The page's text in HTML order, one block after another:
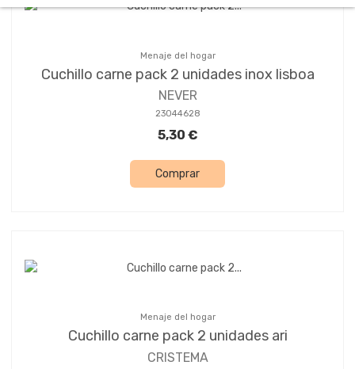
Menaje del hogar
Cuchillo carne pack 2 unidades inox lisboa
NEVER
23044628
5,30 €
Comprar
Menaje del hogar
Cuchillo carne pack 2 unidades ari
CRISTEMA